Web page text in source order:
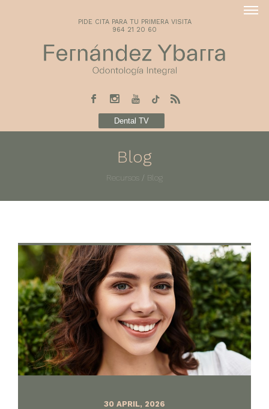
PIDE CITA PARA TU PRIMERA VISITA
964 21 20 60
Dental TV
Blog
Recursos / Blog
30 APRIL, 2026